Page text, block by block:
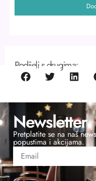
Podijeli s drugima:
Newsletter
Pretplatite se na naš
popustima i akcijama.